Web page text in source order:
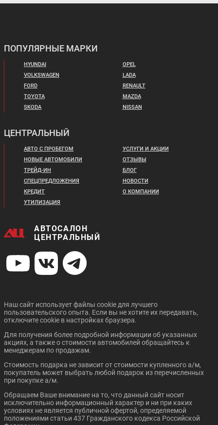
ПОПУЛЯРНЫЕ МАРКИ
HYUNDAI
VOLKSWAGEN
FORD
TOYOTA
SKODA
OPEL
LADA
RENAULT
MAZDA
NISSAN
ЦЕНТРАЛЬНЫЙ
АВТО С ПРОБЕГОМ
НОВЫЕ АВТОМОБИЛИ
ТРЕЙД-ИН
СПЕЦПРЕДЛОЖЕНИЯ
КРЕДИТ
УТИЛИЗАЦИЯ
УСЛУГИ И АКЦИИ
ОТЗЫВЫ
БЛОГ
НОВОСТИ
О КОМПАНИИ
АВТОСАЛОН
ЦЕНТРАЛЬНЫЙ
Наш сайт использует файлы cookie для лучшего
пользовательского опыта. Если вы не хотите их передавать,
отключите cookie в настройках браузера.
Для получения более подробной информации об указанных
акциях, а также о стоимости автомобилей обращайтесь к
менеджерам по продажам.
Стоимость подарка не зависит от стоимости купленного а/м,
покупатель может выбрать любой подарок из перечисленных
при покупке а/м.
Обращаем Ваше внимание на то, что данный сайт носит
исключительно информационный характер и ни при каких
условиях не является публичной офертой, определяемой
положениями статьи 437 Гражданского кодекса Российской